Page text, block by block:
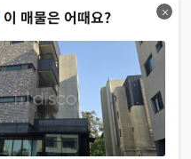
이 매물은 어때요?